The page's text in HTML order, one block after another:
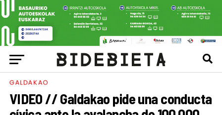
GALDAKAO
VIDEO // Galdakao pide una conducta